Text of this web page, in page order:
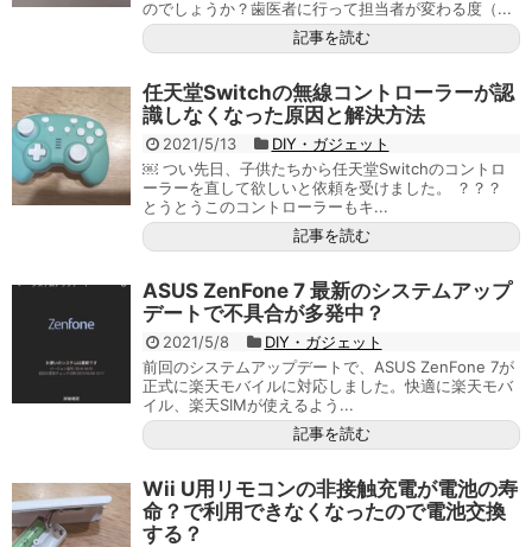
のでしょうか？歯医者に行って担当者が変わる度（...
記事を読む
任天堂Switchの無線コントローラーが認
識しなくなった原因と解決方法
2021/5/13
DIY・ガジェット
￼ つい先日、子供たちから任天堂Switchのコントロ
ーラーを直して欲しいと依頼を受けました。 ？？？
とうとうこのコントローラーもキ...
記事を読む
ASUS ZenFone 7 最新のシステムアップ
デートで不具合が多発中？
2021/5/8
DIY・ガジェット
前回のシステムアップデートで、ASUS ZenFone 7が
正式に楽天モバイルに対応しました。快適に楽天モバ
イル、楽天SIMが使えるよう...
記事を読む
Wii U用リモコンの非接触充電が電池の寿
命？で利用できなくなったので電池交換
する？